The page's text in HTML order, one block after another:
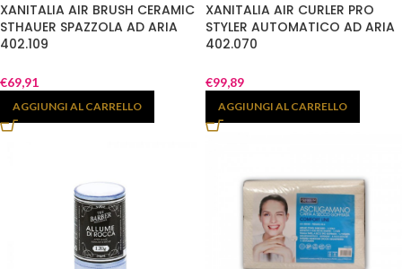
XANITALIA AIR BRUSH CERAMIC
STHAUER SPAZZOLA AD ARIA
402.109
€69,91
AGGIUNGI AL CARRELLO
XANITALIA AIR CURLER PRO
STYLER AUTOMATICO AD ARIA
402.070
€99,89
AGGIUNGI AL CARRELLO